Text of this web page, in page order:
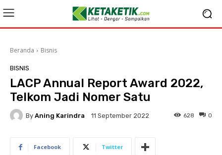
Beranda Bisnis
BISNIS
LACP Annual Report Award 2022,
Telkom Jadi Nomer Satu
By Aning Karindra 11 September 2022 0
628
Facebook Twitter